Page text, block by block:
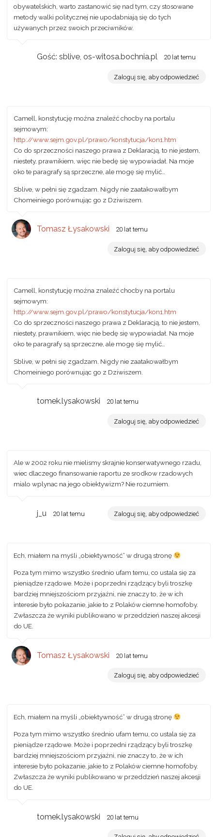
obywatelskich, warto zastanowić się nad tym, czy stosowane
metody walki politycznej nie upodabniają się do tych
używanych przez swoich przeciwników.
Gość: sblive, os-witosa.bochnia.pl 20 lat temu
Zaloguj się, aby odpowiedzieć
Camell, konstytucję można znaleźć chocby na portalu
sejmowym:
http://www.sejm.gov.pl/prawo/konstytucja/kon1.htm
Co do sprzeczności naszego prawa z Deklaracją, to nie jestem,
niestety, prawnikiem, więc nie bedę się wypowiadał. Na moje
oko te paragrafy są sprzeczne, ale mogę się mylić…
Sblive, w pełni się zgadzam. Nigdy nie zaatakowałbym
Chomeiniego porównując go z Dziwiszem.
Tomasz Łysakowski 20 lat temu
Zaloguj się, aby odpowiedzieć
Camell, konstytucję można znaleźć chocby na portalu
sejmowym:
http://www.sejm.gov.pl/prawo/konstytucja/kon1.htm
Co do sprzeczności naszego prawa z Deklaracją, to nie jestem,
niestety, prawnikiem, więc nie bedę się wypowiadał. Na moje
oko te paragrafy są sprzeczne, ale mogę się mylić…
Sblive, w pełni się zgadzam. Nigdy nie zaatakowałbym
Chomeiniego porównując go z Dziwiszem.
tomek.lysakowski 20 lat temu
Zaloguj się, aby odpowiedzieć
Ale w 2002 roku nie mielismy skrajnie konserwatywnego rzadu,
wiec dlaczego finansowanie raportu ze srodkow rzadowych
mialo wplynac na jego obiektywizm? Nie rozumiem.
j_u 20 lat temu Zaloguj się, aby odpowiedzieć
Ech, miałem na myśli „obiektywność” w drugą stronę
Poza tym mimo wszystko średnio ufam temu, co ustala się za
pieniądze rządowe. Może i poprzedni rządzący byli troszkę
bardziej mniejszościom przyjaźni, nie znaczy to, że w ich
interesie było pokazanie, jakie to z Polaków ciemne homofoby.
Zwłaszcza że wyniki publikowano w przeddzień naszej akcesji
do UE.
Tomasz Łysakowski 20 lat temu
Zaloguj się, aby odpowiedzieć
Ech, miałem na myśli „obiektywność” w drugą stronę
Poza tym mimo wszystko średnio ufam temu, co ustala się za
pieniądze rządowe. Może i poprzedni rządzący byli troszkę
bardziej mniejszościom przyjaźni, nie znaczy to, że w ich
interesie było pokazanie, jakie to z Polaków ciemne homofoby.
Zwłaszcza że wyniki publikowano w przeddzień naszej akcesji
do UE.
tomek.lysakowski 20 lat temu